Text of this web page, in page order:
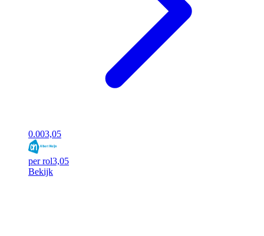
0.003,05
per rol3,05
Bekijk